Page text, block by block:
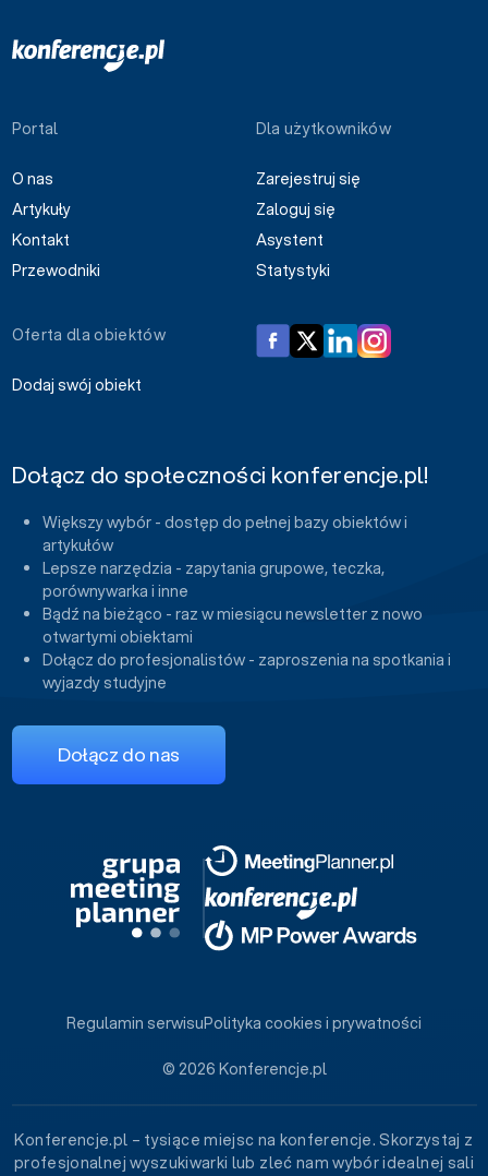
Portal
O nas
Artykuły
Kontakt
Przewodniki
Dla użytkowników
Zarejestruj się
Zaloguj się
Asystent
Statystyki
Oferta dla obiektów
Dodaj swój obiekt
Dołącz do społeczności konferencje.pl!
Większy wybór - dostęp do pełnej bazy obiektów i
artykułów
Lepsze narzędzia - zapytania grupowe, teczka,
porównywarka i inne
Bądź na bieżąco - raz w miesiącu newsletter z nowo
otwartymi obiektami
Dołącz do profesjonalistów - zaproszenia na spotkania i
wyjazdy studyjne
Dołącz do nas
© 2026 Konferencje.pl
Regulamin serwisuPolityka cookies i prywatności
Konferencje.pl – tysiące miejsc na konferencje. Skorzystaj z
profesjonalnej wyszukiwarki lub zleć nam wybór idealnej sali